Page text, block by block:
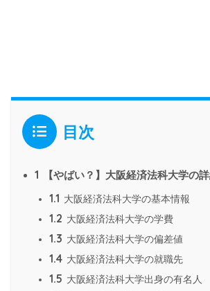
目次
1 【やばい？】大阪経済法科大学の
1.1 大阪経済法科大学の基本情報
1.2 大阪経済法科大学の学費
1.3 大阪経済法科大学の偏差値
1.4 大阪経済法科大学の就職先
1.5 大阪経済法科大学出身の有名人